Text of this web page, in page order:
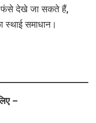
फंसे देखे जा सकते हैं,
स्थाई समाधान।
–